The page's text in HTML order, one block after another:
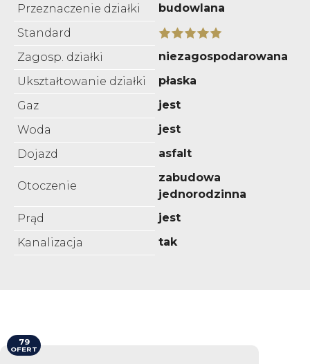
Przeznaczenie działki
budowlana
Standard
Zagosp. działki
niezagospodarowana
Ukształtowanie działki
płaska
Gaz
jest
Woda
jest
Dojazd
asfalt
Otoczenie
zabudowa
jednorodzinna
Prąd
jest
Kanalizacja
tak
79
OFERT